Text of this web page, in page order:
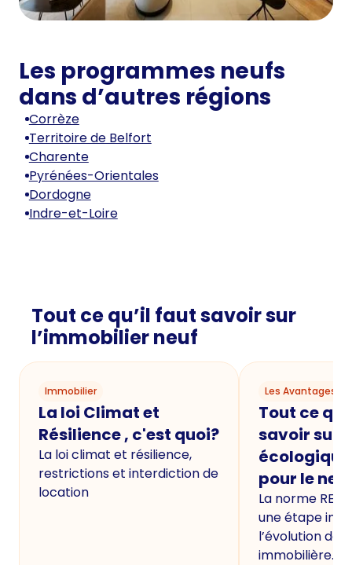
Les programmes neufs
dans d’autres régions
Corrèze
Territoire de Belfort
Charente
Pyrénées-Orientales
Dordogne
Indre-et-Loire
Tout ce qu’il faut savoir sur
l’immobilier neuf
Immobilier
La loi Climat et
Résilience , c'est quoi?
La loi climat et résilience,
restrictions et interdiction de
location
Les Avantages
Tout ce
savoir sur
écologique
pour le
La norme
une étape
l’évolution de
immobilière.